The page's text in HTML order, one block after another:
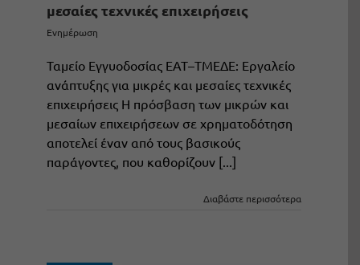
μεσαίες τεχνικές επιχειρήσεις
Ενημέρωση
Ταμείο Εγγυοδοσίας ΕΑΤ–ΤΜΕΔΕ: Εργαλείο
ανάπτυξης για μικρές και μεσαίες τεχνικές
επιχειρήσεις Η πρόσβαση των μικρών και
μεσαίων επιχειρήσεων σε χρηματοδότηση
αποτελεί έναν από τους βασικούς
παράγοντες, που καθορίζουν [...]
Διαβάστε περισσότερα